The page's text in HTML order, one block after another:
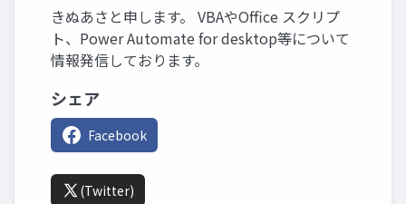
きぬあさと申します。 VBAやOffice スクリプ
ト、Power Automate for desktop等について
情報発信しております。
シェア
Facebook
(Twitter)